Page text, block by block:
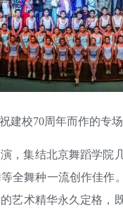
建校70周年而作的专
，集结北京舞蹈学院
等全舞种一流创作
艺术精华永久定格